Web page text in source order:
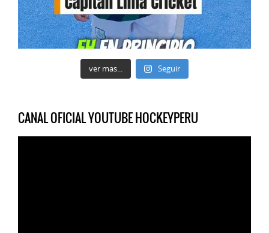
ver mas... Seguir
CANAL OFICIAL YOUTUBE HOCKEYPERU